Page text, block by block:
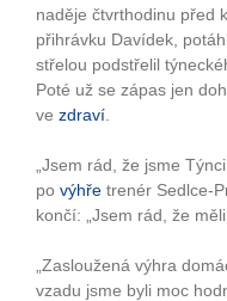
naděje čtvrthodinu před
přihrávku Davídek,
střelou podstřelil
Poté už se zápas jen
ve zdraví
„Jsem rád, že jsme
po výhře trenér Sedlce-
končí: „Jsem rád, že
„Zasloužená výhra
vzadu jsme byli moc